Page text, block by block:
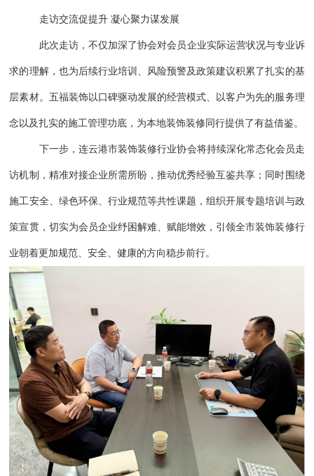
走访交流促提升 凝心聚力谋发展
此次走访，不仅加深了协会对会员企业实际运营状况与专业诉
求的理解，也为后续行业培训、风险预警及政策建议积累了扎实的基
层素材。五福装饰以口碑驱动发展的经营模式、以客户为先的服务理
念以及扎实的施工管理功底，为本地装饰装修同行提供了有益借鉴。
下一步，连云港市装饰装修行业协会将持续深化常态化会员走
访机制，精准对接企业所需所盼，推动优秀经验互鉴共享；同时围绕
施工安全、绿色环保、行业规范等共性课题，组织开展专题培训与政
策宣贯，切实为会员企业纾困解难、赋能增效，引领全市装饰装修行
业朝着更加规范、安全、健康的方向稳步前行。